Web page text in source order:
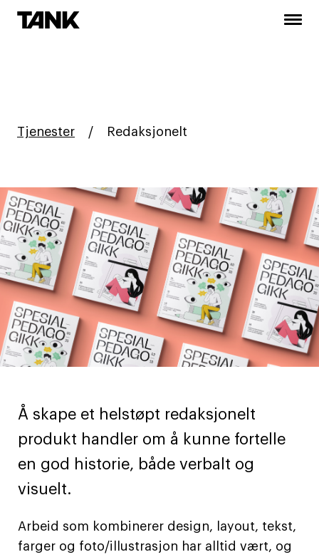
Tjenester / Redaksjonelt
Å skape et helstøpt redaksjonelt
produkt handler om å kunne fortelle
en god historie, både verbalt og
visuelt.
Arbeid som kombinerer design, layout, tekst,
farger og foto/illustrasjon har alltid vært, og